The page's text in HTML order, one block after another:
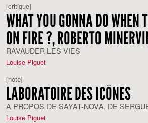
[critique]
WHAT YOU GONNA DO WHEN
ON FIRE ?, ROBERTO
RAVAUDER LES VIES
Louise Piguet
[note]
LABORATOIRE DES ICÔNES
A PROPOS DE SAYAT-NOVA, DE
Louise Piguet